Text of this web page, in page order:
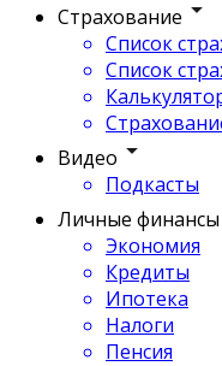
Страхование
Список
Список
Видео
Подкасты
Личные финансы
Экономия
Кредиты
Ипотека
Налоги
Пенсия